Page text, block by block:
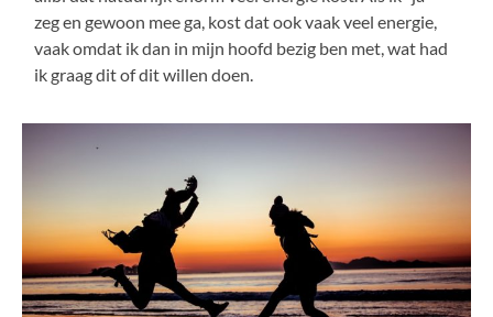
zeg en gewoon mee ga, kost dat ook vaak veel energie,
vaak omdat ik dan in mijn hoofd bezig ben met, wat had
ik graag dit of dit willen doen.